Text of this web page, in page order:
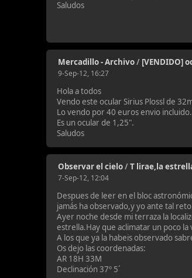
Saludos
Mercadillo - Archivo/ [VENDIDO]
9-Sep-12, 16:27
Hola a todos
Vendo este ocular Sirius Plossl de
Lo vendo por 40 euros envio incluido.
Es un ocular de 1,25".
Saludos
Observar el cielo/T lirae,la
7-Sep-12, 12:04
Despues de leer en el bloc
jamás ha observado,y yo ante tal
Ayer noche desde mi terraza la
estrella.Hay que aclimatar un poco
A los que ya la habeis observado
Os dejo las coordenadas:
AR 18H 33M
Declinación 37º 5´